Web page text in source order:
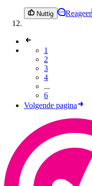
Nuttig Reageer
1
2
3
4
...
6
Volgende pagina